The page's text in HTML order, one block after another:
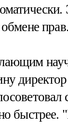
прав.
директор
быстрее.